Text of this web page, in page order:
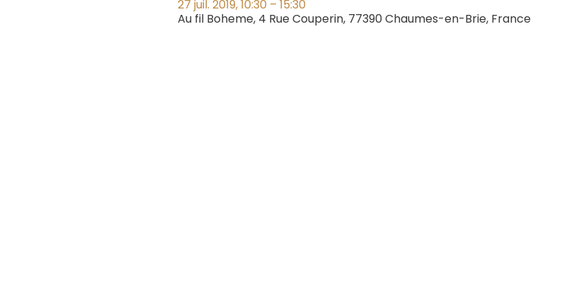
27 juil. 2019, 10:30 – 15:30
Au fil Boheme, 4 Rue Couperin, 77390 Chaumes-en-Brie, France